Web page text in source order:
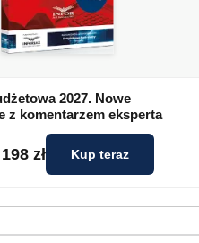
2027. Nowe
z komentarzem eksperta
198 zł Kup teraz